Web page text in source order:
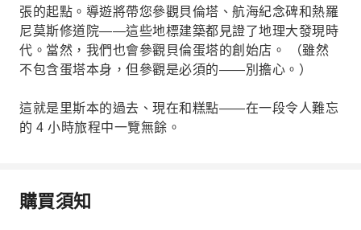
張的起點。導遊將帶您參觀貝倫塔、航海紀念碑和熱羅
尼莫斯修道院——這些地標建築都見證了地理大發現時
代。當然，我們也會參觀貝倫蛋塔的創始店。 （雖然
不包含蛋塔本身，但參觀是必須的——別擔心。）
這就是里斯本的過去、現在和糕點——在一段令人難忘
的 4 小時旅程中一覽無餘。
購買須知